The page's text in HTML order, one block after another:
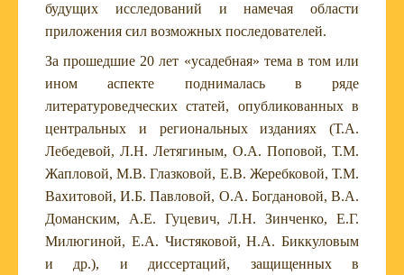
будущих исследований и намечая области
приложения сил возможных последователей.
За прошедшие 20 лет «усадебная» тема в том или
ином аспекте поднималась в ряде
литературоведческих статей, опубликованных в
центральных и региональных изданиях (Т.А.
Лебедевой, Л.Н. Летягиным, О.А. Поповой, Т.М.
Жапловой, М.В. Глазковой, Е.В. Жеребковой, Т.М.
Вахитовой, И.Б. Павловой, О.А. Богдановой, В.А.
Доманским, А.Е. Гуцевич, Л.Н. Зинченко, Е.Г.
Милюгиной, Е.А. Чистяковой, Н.А. Биккуловым
и др.), и диссертаций, защищенных в